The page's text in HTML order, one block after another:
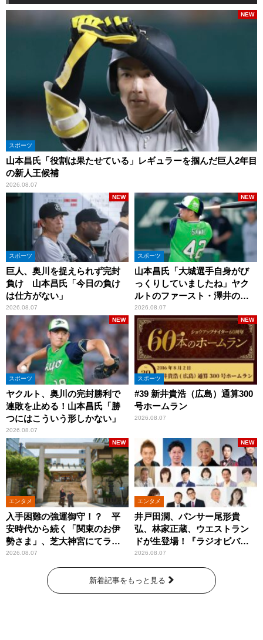
スポーツ
山本昌氏「役割は果たせている」レギュラーを掴んだ巨人2年目
の新人王候補
2026.08.07
NEW
スポーツ
巨人、奥川を捉えられず完封
負け 山本昌氏「今日の負け
は仕方がない」
2026.08.07
NEW
スポーツ
山本昌氏「大城選手自身がび
っくりしていましたね」ヤク
ルトのファースト・澤井の判
断を評価
2026.08.07
NEW
スポーツ
ヤクルト、奥川の完封勝利で
連敗を止める！山本昌氏「勝
つにはこういう形しかない」
2026.08.07
NEW
スポーツ
#39 新井貴浩（広島）通算300
号ホームラン
2026.08.07
NEW
エンタメ
入手困難の強運御守！？ 平
安時代から続く「関東のお伊
勢さま」、芝大神宮にてラン
パンプスが合格祈願！
2026.08.07
NEW
エンタメ
井戸田潤、パンサー尾形貴
弘、林家正蔵、ウエストラン
ドが生登場！『ラジオビバリ
ー昼ズ』
2026.08.07
NEW
新着記事をもっと見る